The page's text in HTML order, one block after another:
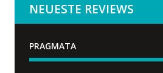
NEUESTE REVIEWS
PRAGMATA